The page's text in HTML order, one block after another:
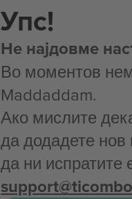
Упс!
Не најдовме
Во моментов
Maddaddam.
Ако мислите
да додадете
да ни испратите